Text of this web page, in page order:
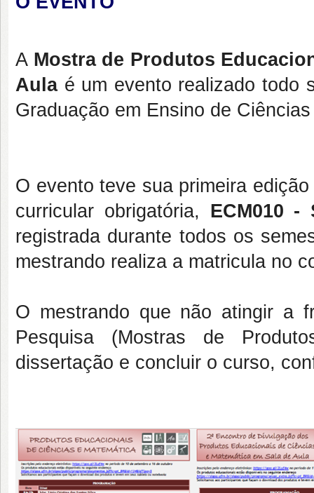
A Mostra de Produtos
Aulaé um evento realizado todo
Graduação em Ensino de
O evento teve sua primeira
curricular obrigatória, ECM010 -
registrada durante todos os
mestrando realiza a matricula no
O mestrando que não atingir a
Pesquisa (Mostras de
dissertação e concluir o curso,